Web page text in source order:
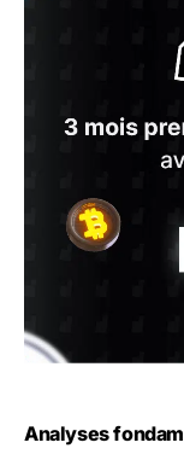
Analyses